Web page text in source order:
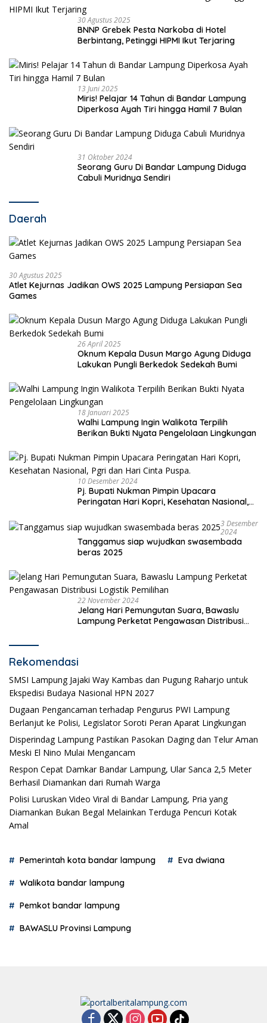
30 Agustus 2025
BNNP Grebek Pesta Narkoba di Hotel
Berbintang, Petinggi HIPMI Ikut Terjaring
13 Juni 2025
Miris! Pelajar 14 Tahun di Bandar Lampung
Diperkosa Ayah Tiri hingga Hamil 7 Bulan
31 Oktober 2024
Seorang Guru Di Bandar Lampung Diduga
Cabuli Muridnya Sendiri
Daerah
30 Agustus 2025
Atlet Kejurnas Jadikan OWS 2025 Lampung Persiapan Sea
Games
26 April 2025
Oknum Kepala Dusun Margo Agung Diduga
Lakukan Pungli Berkedok Sedekah Bumi
18 Januari 2025
Walhi Lampung Ingin Walikota Terpilih
Berikan Bukti Nyata Pengelolaan Lingkungan
10 Desember 2024
Pj. Bupati Nukman Pimpin Upacara
Peringatan Hari Kopri, Kesehatan Nasional,
3 Desember
2024
Tanggamus siap wujudkan swasembada
beras 2025
22 November 2024
Jelang Hari Pemungutan Suara, Bawaslu
Lampung Perketat Pengawasan Distribusi
Rekomendasi
SMSI Lampung Jajaki Way Kambas dan Pugung Raharjo untuk
Ekspedisi Budaya Nasional HPN 2027
Dugaan Pengancaman terhadap Pengurus PWI Lampung
Berlanjut ke Polisi, Legislator Soroti Peran Aparat Lingkungan
Disperindag Lampung Pastikan Pasokan Daging dan Telur Aman
Meski El Nino Mulai Mengancam
Respon Cepat Damkar Bandar Lampung, Ular Sanca 2,5 Meter
Berhasil Diamankan dari Rumah Warga
Polisi Luruskan Video Viral di Bandar Lampung, Pria yang
Diamankan Bukan Begal Melainkan Terduga Pencuri Kotak
Amal
Pemerintah kota bandar lampung Eva dwiana
Walikota bandar lampung
Pemkot bandar lampung
BAWASLU Provinsi Lampung